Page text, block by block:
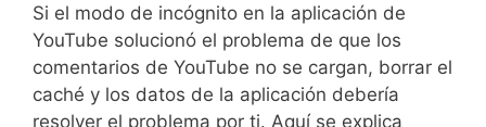
Si el modo de incógnito en la aplicación de
YouTube solucionó el problema de que los
comentarios de YouTube no se cargan, borrar el
caché y los datos de la aplicación debería
resolver el problema por ti. Aquí se explica